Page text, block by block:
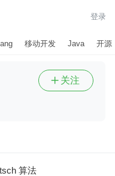
登录
移动开发 Java 开源
 关注
算法